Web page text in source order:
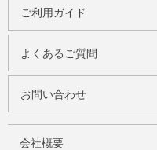
ご利用ガイド
よくあるご質問
お問い合わせ
会社概要